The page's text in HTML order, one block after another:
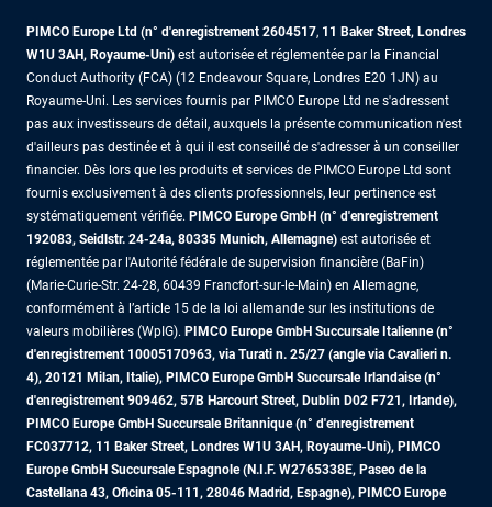
PIMCO Europe Ltd (n° d'enregistrement 2604517, 11 Baker Street, Londres
W1U 3AH, Royaume-Uni) est autorisée et réglementée par la Financial
Conduct Authority (FCA) (12 Endeavour Square, Londres E20 1JN) au
Royaume-Uni. Les services fournis par PIMCO Europe Ltd ne s'adressent
pas aux investisseurs de détail, auxquels la présente communication n'est
d'ailleurs pas destinée et à qui il est conseillé de s'adresser à un conseiller
financier. Dès lors que les produits et services de PIMCO Europe Ltd sont
fournis exclusivement à des clients professionnels, leur pertinence est
systématiquement vérifiée. PIMCO Europe GmbH (n° d'enregistrement
192083, Seidlstr. 24-24a, 80335 Munich, Allemagne) est autorisée et
réglementée par l'Autorité fédérale de supervision financière (BaFin)
(Marie-Curie-Str. 24-28, 60439 Francfort-sur-le-Main) en Allemagne,
conformément à l’article 15 de la loi allemande sur les institutions de
valeurs mobilières (WpIG). PIMCO Europe GmbH Succursale Italienne (n°
d'enregistrement 10005170963, via Turati n. 25/27 (angle via Cavalieri n.
4), 20121 Milan, Italie), PIMCO Europe GmbH Succursale Irlandaise (n°
d'enregistrement 909462, 57B Harcourt Street, Dublin D02 F721, Irlande),
PIMCO Europe GmbH Succursale Britannique (n° d'enregistrement
FC037712, 11 Baker Street, Londres W1U 3AH, Royaume-Uni), PIMCO
Europe GmbH Succursale Espagnole (N.I.F. W2765338E, Paseo de la
Castellana 43, Oficina 05-111, 28046 Madrid, Espagne), PIMCO Europe